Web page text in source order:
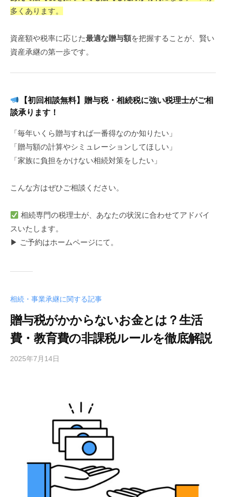
多くあります。
資産額や税率に応じた最適な贈与額を把握することが、賢い
資産承継の第一歩です。
【初回相談無料】贈与税・相続税に強い税理士がご相
談承ります！
「毎年いくら贈与すれば一番得なのか知りたい」
「贈与額の計算やシミュレーションしてほしい」
「家族に負担をかけない相続対策をしたい」
こんな方はぜひご相談ください。
相続専門の税理士が、あなたの状況に合わせてアドバイ
スいたします。
▶ ご予約はホームページにて。
相続・事業承継に関する記事
贈与税がかからないお金とは？生活
費・教育費の非課税ルールを徹底解説
2025年7月14日